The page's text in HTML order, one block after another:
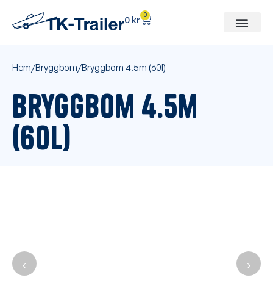
0 kr 0
Hem/Bryggbom/Bryggbom 4.5m (60l)
Bryggbom 4.5m
(60l)
‹ ›